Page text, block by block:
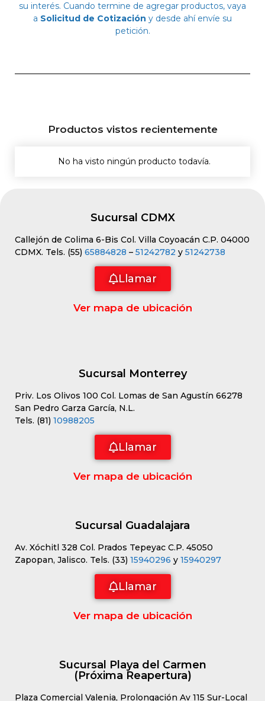
su interés. Cuando termine de agregar productos, vaya
a Solicitud de Cotización y desde ahí envíe su
petición.
Productos vistos recientemente
No ha visto ningún producto todavía.
Sucursal CDMX
Callejón de Colima 6-Bis Col. Villa Coyoacán C.P. 04000
CDMX. Tels. (55) 65884828 – 51242782 y 51242738
Llamar
Ver mapa de ubicación
Sucursal Monterrey
Priv. Los Olivos 100 Col. Lomas de San Agustín 66278
San Pedro Garza García, N.L.
Tels. (81) 10988205
Llamar
Ver mapa de ubicación
Sucursal Guadalajara
Av. Xóchitl 328 Col. Prados Tepeyac C.P. 45050
Zapopan, Jalisco. Tels. (33) 15940296 y 15940297
Llamar
Ver mapa de ubicación
Sucursal Playa del Carmen
(Próxima Reapertura)
Plaza Comercial Valenia, Prolongación Av 115 Sur-Local